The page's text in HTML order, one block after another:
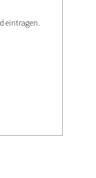
eintragen.